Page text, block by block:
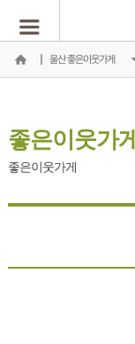
울산 좋은이웃가게
좋은이웃가게
좋은이웃가게